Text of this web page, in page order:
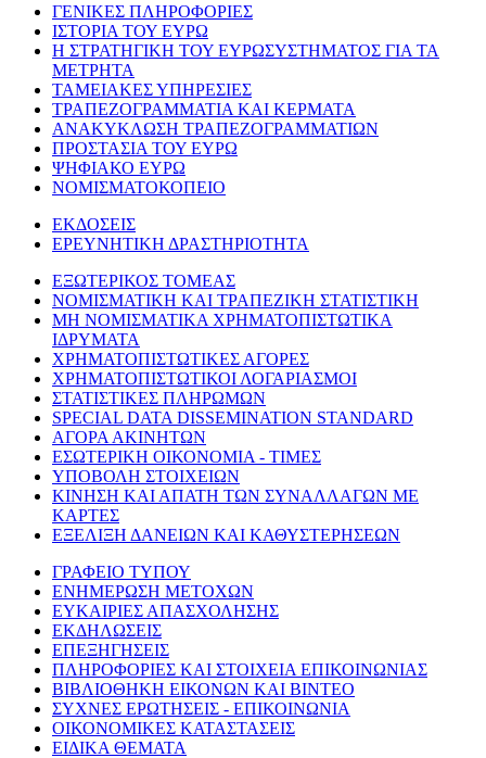
ΓΕΝΙΚΕΣ ΠΛΗΡΟΦΟΡΙΕΣ
ΙΣΤΟΡΙΑ ΤΟΥ ΕΥΡΩ
Η ΣΤΡΑΤΗΓΙΚΗ ΤΟΥ ΕΥΡΩΣΥΣΤΗΜΑΤΟΣ ΓΙΑ ΤΑ
ΜΕΤΡΗΤΑ
ΤΑΜΕΙΑΚΕΣ ΥΠΗΡΕΣΙΕΣ
ΤΡΑΠΕΖΟΓΡΑΜΜΑΤΙΑ ΚΑΙ ΚΕΡΜΑΤΑ
ΑΝΑΚΥΚΛΩΣΗ ΤΡΑΠΕΖΟΓΡΑΜΜΑΤΙΩΝ
ΠΡΟΣΤΑΣΙΑ ΤΟΥ ΕΥΡΩ
ΨΗΦΙΑΚΟ ΕΥΡΩ
ΝΟΜΙΣΜΑΤΟΚΟΠΕΙΟ
ΕΚΔΟΣΕΙΣ
ΕΡΕΥΝΗΤΙΚΗ ΔΡΑΣΤΗΡΙΟΤΗΤΑ
ΕΞΩΤΕΡΙΚΟΣ ΤΟΜΕΑΣ
ΝΟΜΙΣΜΑΤΙΚΗ ΚΑΙ ΤΡΑΠΕΖΙΚΗ ΣΤΑΤΙΣΤΙΚΗ
ΜΗ ΝΟΜΙΣΜΑΤΙΚΑ ΧΡΗΜΑΤΟΠΙΣΤΩΤΙΚΑ
ΙΔΡΥΜΑΤΑ
ΧΡΗΜΑΤΟΠΙΣΤΩΤΙΚΕΣ ΑΓΟΡΕΣ
ΧΡΗΜΑΤΟΠΙΣΤΩΤΙΚΟΙ ΛΟΓΑΡΙΑΣΜΟΙ
ΣΤΑΤΙΣΤΙΚΕΣ ΠΛΗΡΩΜΩΝ
SPECIAL DATA DISSEMINATION STANDARD
ΑΓΟΡΑ ΑΚΙΝΗΤΩΝ
ΕΣΩΤΕΡΙΚΗ ΟΙΚΟΝΟΜΙΑ - ΤΙΜΕΣ
ΥΠΟΒΟΛΗ ΣΤΟΙΧΕΙΩΝ
ΚΙΝΗΣΗ ΚΑΙ ΑΠΑΤΗ ΤΩΝ ΣΥΝΑΛΛΑΓΩΝ ΜΕ
ΚΑΡΤΕΣ
ΕΞΕΛΙΞΗ ΔΑΝΕΙΩΝ ΚΑΙ ΚΑΘΥΣΤΕΡΗΣΕΩΝ
ΓΡΑΦΕΙΟ ΤΥΠΟΥ
ΕΝΗΜΕΡΩΣΗ ΜΕΤΟΧΩΝ
ΕΥΚΑΙΡΙΕΣ ΑΠΑΣΧΟΛΗΣΗΣ
ΕΚΔΗΛΩΣΕΙΣ
ΕΠΕΞΗΓΗΣΕΙΣ
ΠΛΗΡΟΦΟΡΙΕΣ ΚΑΙ ΣΤΟΙΧΕΙΑ ΕΠΙΚΟΙΝΩΝΙΑΣ
ΒΙΒΛΙΟΘΗΚΗ ΕΙΚΟΝΩΝ ΚΑΙ ΒΙΝΤΕΟ
ΣΥΧΝΕΣ ΕΡΩΤΗΣΕΙΣ - ΕΠΙΚΟΙΝΩΝΙΑ
ΟΙΚΟΝΟΜΙΚΕΣ ΚΑΤΑΣΤΑΣΕΙΣ
ΕΙΔΙΚΑ ΘΕΜΑΤΑ